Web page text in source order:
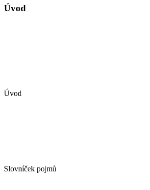
Úvod
Úvod
Slovníček pojmů